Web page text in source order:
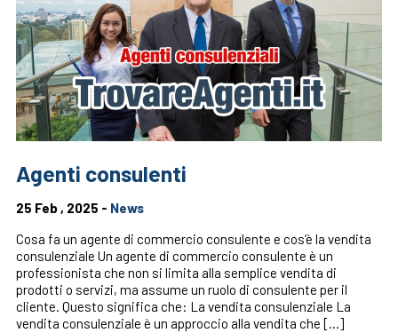
Agenti consulenti
25 Feb , 2025 - News
Cosa fa un agente di commercio consulente e cos’è la vendita
consulenziale Un agente di commercio consulente è un
professionista che non si limita alla semplice vendita di
prodotti o servizi, ma assume un ruolo di consulente per il
cliente. Questo significa che: La vendita consulenziale La
vendita consulenziale è un approccio alla vendita che […]